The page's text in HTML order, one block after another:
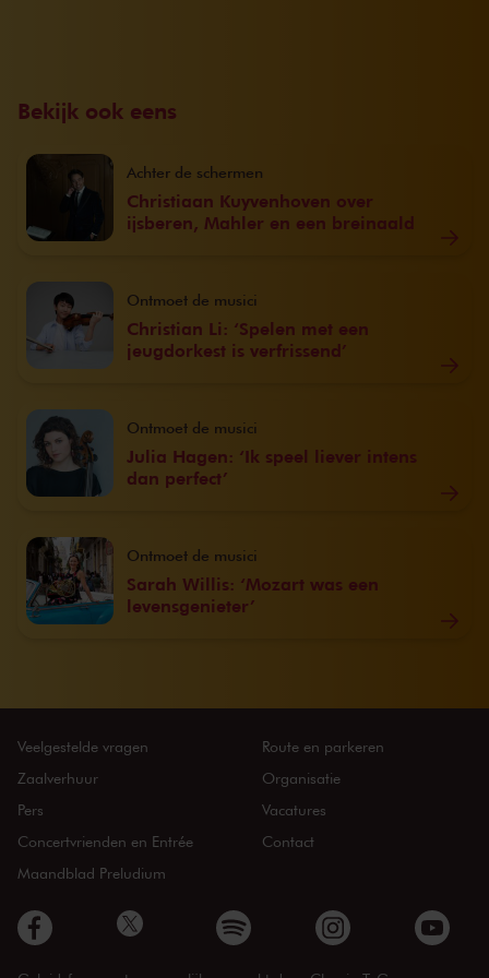
Bekijk ook eens
Christiaan Kuyvenhoven over
ijsberen, Mahler en een breinaald
Achter de schermen
Christian Li: ‘Spelen met een
jeugdorkest is verfrissend’
Ontmoet de musici
Julia Hagen: ‘Ik speel liever intens
dan perfect’
Ontmoet de musici
Sarah Willis: ‘Mozart was een
levensgenieter’
Ontmoet de musici
Veelgestelde vragen
Zaalverhuur
Pers
Concertvrienden en Entrée
Maandblad Preludium
Route en parkeren
Organisatie
Vacatures
Contact